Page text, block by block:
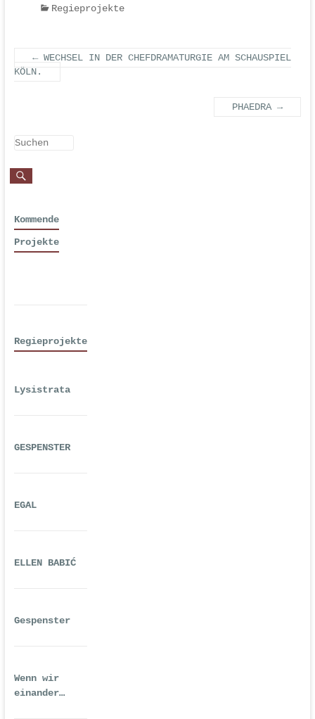
Regieprojekte
←WECHSEL IN DER CHEFDRAMATURGIE AM SCHAUSPIEL
KÖLN.
PHAEDRA→
Kommende
Projekte
Regieprojekte
Lysistrata
GESPENSTER
EGAL
ELLEN BABIĆ
Gespenster
Wenn wir
einander